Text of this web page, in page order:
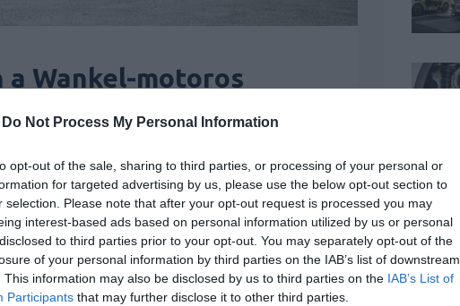
Do Not Process My Personal Information
opt-out of the sale, sharing to third parties, or processing of your personal or
for targeted advertising by us, please use the below opt-out section to
selection. Please note that after your opt-out request is processed you may
interest-based ads based on personal information utilized by us or personal
to third parties prior to your opt-out. You may separately opt-out of the
of your personal information by third parties on the IAB’s list of downstream
This information may also be disclosed by us to third parties on the IAB’s List of
Participants that may further disclose it to other third parties.
a Wankel-motoros
piacra dobja a Wankel-motort
at, most mégis bejelentették, hogy késni
már azt ígérte a japán gyártó, hogy
változat is. Később még több